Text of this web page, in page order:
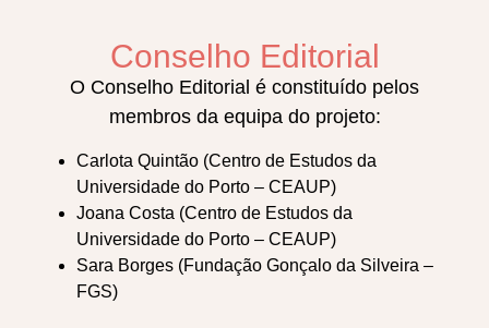
Conselho Editorial
O Conselho Editorial é constituído pelos
membros da equipa do projeto:
Carlota Quintão (Centro de Estudos da
Universidade do Porto – CEAUP)
Joana Costa (Centro de Estudos da
Universidade do Porto – CEAUP)
Sara Borges (Fundação Gonçalo da Silveira –
FGS)